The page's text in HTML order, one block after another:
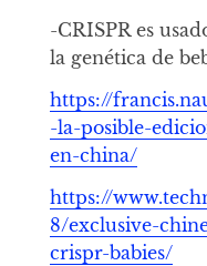
-CRISPR es
la genética de
https://
-la-posible-
en-china/
https://
8/exclusive-
crispr-babies/